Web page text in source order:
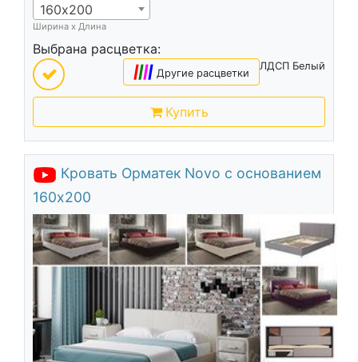
160х200
Ширина х Длина
Выбрана расцветка:
ЛДСП Белый
|||| Другие расцветки
Купить
Кровать Орматек Novo с основанием
160х200